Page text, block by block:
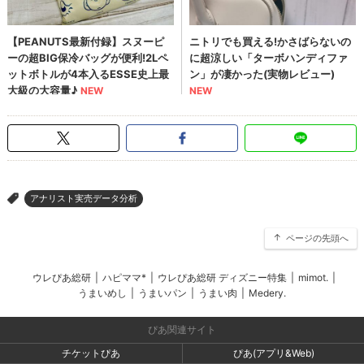
> アナリスト実売データ分析
ページの先頭へ
ウレぴあ総研 ハピママ* ウレぴあ総研 ディズニー特集 mimot.
うまいめし
うまいパン うまい肉 Medery.
ぴあ関連サイト
チケットぴあ
ぴあ(アプリ&Web)